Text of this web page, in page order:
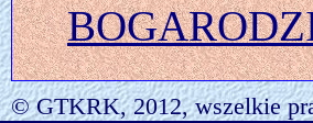
© GTKRK, 2012, wszelkie